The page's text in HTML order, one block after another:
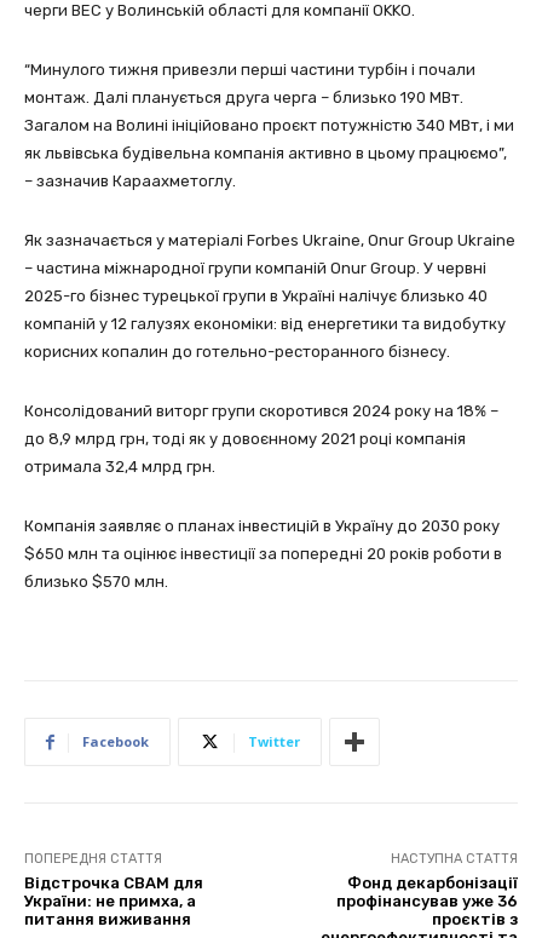
черги ВЕС у Волинській області для компанії OKKO.
“Минулого тижня привезли перші частини турбін і почали
монтаж. Далі планується друга черга – близько 190 МВт.
Загалом на Волині ініційовано проєкт потужністю 340 МВт, і ми
як львівська будівельна компанія активно в цьому працюємо”,
– зазначив Караахметоглу.
Як зазначається у матеріалі Forbes Ukraine, Onur Group Ukraine
– частина міжнародної групи компаній Onur Group. У червні
2025-го бізнес турецької групи в Україні налічує близько 40
компаній у 12 галузях економіки: від енергетики та видобутку
корисних копалин до готельно-ресторанного бізнесу.
Консолідований виторг групи скоротився 2024 року на 18% –
до 8,9 млрд грн, тоді як у довоєнному 2021 році компанія
отримала 32,4 млрд грн.
Компанія заявляє о планах інвестицій в Україну до 2030 року
$650 млн та оцінює інвестиції за попередні 20 років роботи в
близько $570 млн.
Facebook Twitter
ПОПЕРЕДНЯ СТАТТЯ
Відстрочка CBAM для
України: не примха, а
питання виживання
НАСТУПНА СТАТТЯ
Фонд декарбонізації
профінансував уже 36
проєктів з